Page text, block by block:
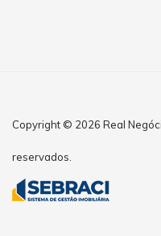
Copyright © 2026 Real
reservados.